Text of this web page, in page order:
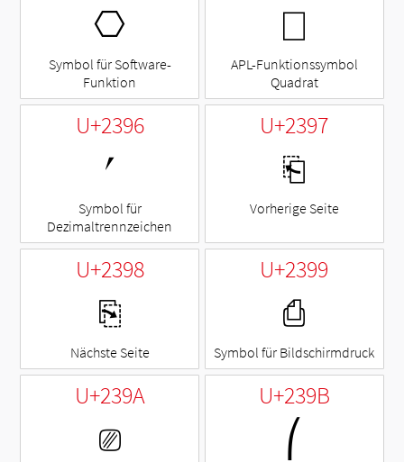
⎔
Symbol für Software-
Funktion
⎕
APL-Funktionssymbol
Quadrat
U+2396
⎖
Symbol für
Dezimaltrennzeichen
U+2397
⎗
Vorherige Seite
U+2398
⎘
Nächste Seite
U+2399
⎙
Symbol für Bildschirmdruck
U+239A
⎚
U+239B
⎛